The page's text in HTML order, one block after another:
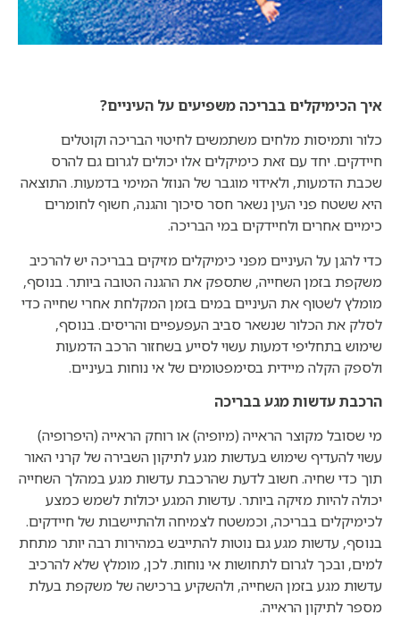
איך הכימיקלים בבריכה משפיעים על העיניים?
כלור ותמיסות מלחים משתמשים לחיטוי הבריכה וקוטלים
חיידקים. יחד עם זאת כימיקלים אלו יכולים לגרום גם להרס
שכבת הדמעות, ולאידוי מוגבר של הנוזל המימי בדמעות. התוצאה
היא ששטח פני העין נשאר חסר סיכוך והגנה, חשוף לחומרים
כימיים אחרים ולחיידקים במי הבריכה.
כדי להגן על העיניים מפני כימיקלים מזיקים בבריכה יש להרכיב
משקפת בזמן השחייה, שתספק את ההגנה הטובה ביותר. בנוסף,
מומלץ לשטוף את העיניים במים בזמן המקלחת אחרי שחייה כדי
לסלק את הכלור שנשאר סביב העפעפיים והריסים. בנוסף,
שימוש בתחליפי דמעות עשוי לסייע בשחזור הרכב הדמעות
ולספק הקלה מיידית בסימפטומים של אי נוחות בעיניים.
הרכבת עדשות מגע בבריכה
מי שסובל מקוצר הראייה (מיופיה) או רוחק הראייה (היפרופיה)
עשוי להעדיף שימוש בעדשות מגע לתיקון השבירה של קרני האור
תוך כדי שחיה. חשוב לדעת שהרכבת עדשות מגע במהלך השחייה
יכולה להיות מזיקה ביותר. עדשות המגע יכולות לשמש כמצע
לכימיקלים בבריכה, וכמשטח לצמיחה ולהתיישבות של חיידקים.
בנוסף, עדשות מגע גם נוטות להתייבש במהירות רבה יותר מתחת
למים, ובכך לגרום לתחושות אי נוחות. לכן, מומלץ שלא להרכיב
עדשות מגע בזמן השחייה, ולהשקיע ברכישה של משקפת בעלת
מספר לתיקון הראייה.